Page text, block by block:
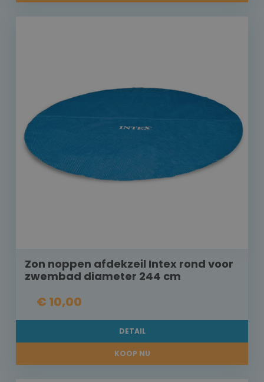
Zon noppen afdekzeil Intex rond voor
zwembad diameter 244 cm
€ 10,00
DETAIL
KOOP NU